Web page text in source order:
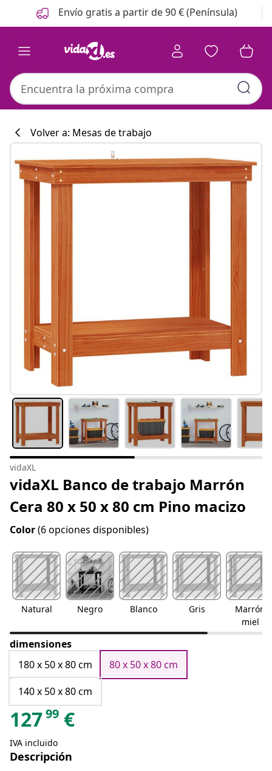
Anterior
Siguiente Envío gratis a partir de 90 € (Península)
Colección de
Volver a: Mesas de trabajo
vidaXL
vidaXL Banco de trabajo Marrón
Cera 80 x 50 x 80 cm Pino macizo
Color(6 opciones disponibles)
Natural Negro Blanco Gris
Marrón
miel
dimensiones
180 x 50 x 80 cm
80 x 50 x 80 cm
140 x 50 x 80 cm
12799 €
IVA incluido
Descripción